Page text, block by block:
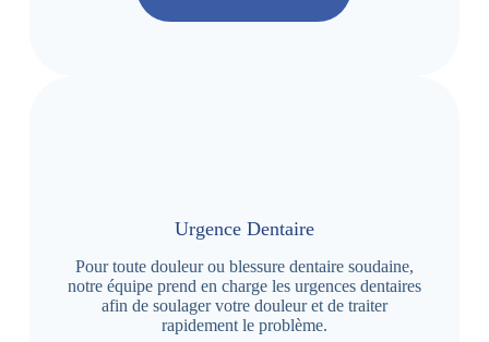
Urgence Dentaire
Pour toute douleur ou blessure dentaire soudaine,
notre équipe prend en charge les urgences dentaires
afin de soulager votre douleur et de traiter
rapidement le problème.